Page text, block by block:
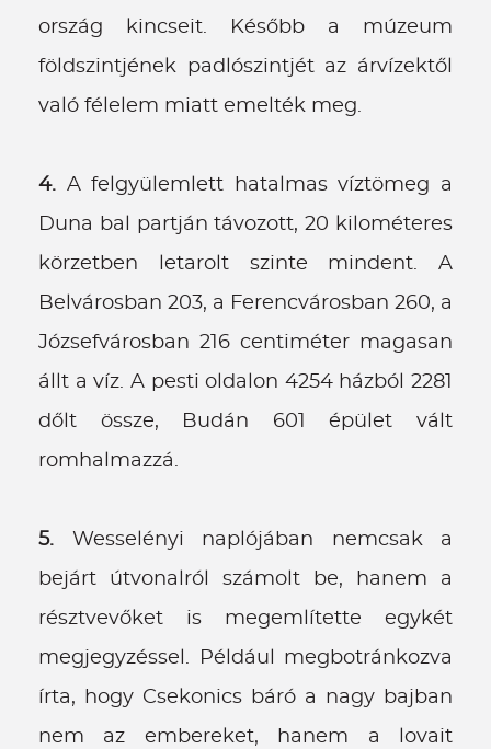
ország kincseit. Később a múzeum
földszintjének padlószintjét az árvízektől
való félelem miatt emelték meg.
4. A felgyülemlett hatalmas víztömeg a
Duna bal partján távozott, 20 kilométeres
körzetben letarolt szinte mindent. A
Belvárosban 203, a Ferencvárosban 260, a
Józsefvárosban 216 centiméter magasan
állt a víz. A pesti oldalon 4254 házból 2281
dőlt össze, Budán 601 épület vált
romhalmazzá.
5. Wesselényi naplójában nemcsak a
bejárt útvonalról számolt be, hanem a
résztvevőket is megemlítette egykét
megjegyzéssel. Például megbotránkozva
írta, hogy Csekonics báró a nagy bajban
nem az embereket, hanem a lovait